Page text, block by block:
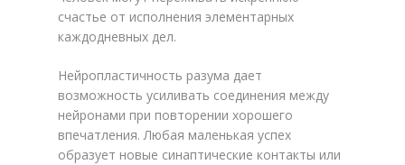
счастье от исполнения элементарных
каждодневных дел.
Нейропластичность разума дает
возможность усиливать соединения между
нейронами при повторении хорошего
впечатления. Любая маленькая успех
образует новые синаптические контакты или